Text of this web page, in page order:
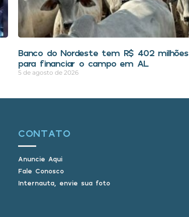
Banco do Nordeste tem R$ 402 milhões
para financiar o campo em AL
5 de agosto de 2026
CONTATO
Anuncie Aqui
Fale Conosco
Internauta, envie sua foto